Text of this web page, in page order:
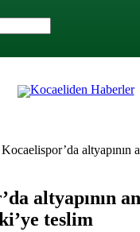
Kocaelispor’da altyapının
altyapının
teslim